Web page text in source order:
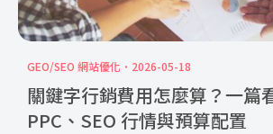
GEO/SEO 網站優化 2026-05-18
關鍵字行銷費用怎麼算？一篇
PPC、SEO 行情與預算配置